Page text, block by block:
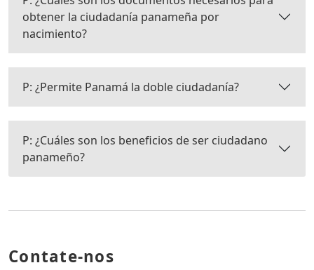
obtener la ciudadanía panameña por
nacimiento?
P: ¿Permite Panamá la doble ciudadanía?
P: ¿Cuáles son los beneficios de ser ciudadano
panameño?
Contate-nos